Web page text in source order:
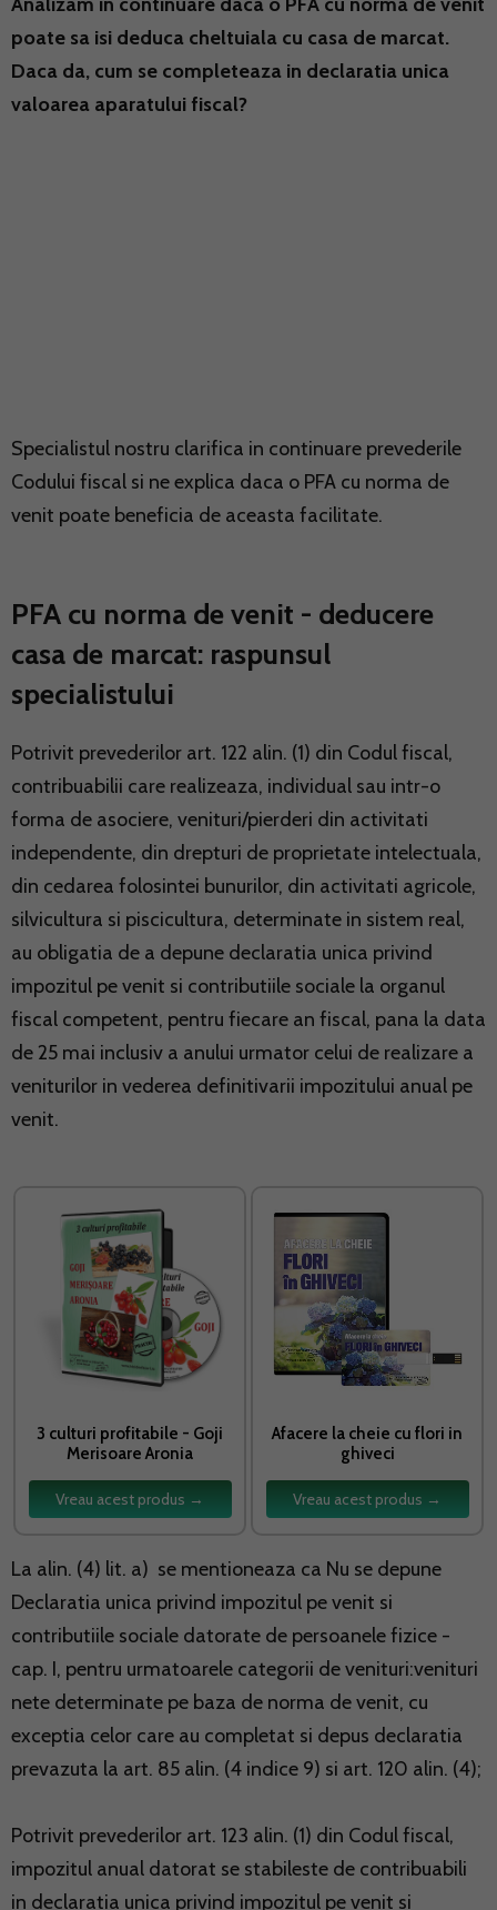
poate sa isi deduca cheltuiala cu casa de marcat.
Daca da, cum se completeaza in declaratia unica
valoarea aparatului fiscal?
Specialistul nostru clarifica in continuare prevederile
Codului fiscal si ne explica daca o PFA cu norma de
venit poate beneficia de aceasta facilitate.
PFA cu norma de venit - deducere
casa de marcat: raspunsul
specialistului
Potrivit prevederilor art. 122 alin. (1) din Codul fiscal,
contribuabilii care realizeaza, individual sau intr-o
forma de asociere, venituri/pierderi din activitati
independente, din drepturi de proprietate intelectuala,
din cedarea folosintei bunurilor, din activitati agricole,
silvicultura si piscicultura, determinate in sistem real,
au obligatia de a depune declaratia unica privind
impozitul pe venit si contributiile sociale la organul
fiscal competent, pentru fiecare an fiscal, pana la data
de 25 mai inclusiv a anului urmator celui de realizare a
veniturilor in vederea definitivarii impozitului anual pe
venit.
3 culturi profitabile - Goji
Merisoare Aronia
Vreau acest produs →
Afacere la cheie cu flori in
ghiveci
Vreau acest produs →
La alin. (4) lit. a) se mentioneaza ca Nu se depune
Declaratia unica privind impozitul pe venit si
contributiile sociale datorate de persoanele fizice -
cap. I, pentru urmatoarele categorii de venituri:venituri
nete determinate pe baza de norma de venit, cu
exceptia celor care au completat si depus declaratia
prevazuta la art. 85 alin. (4 indice 9) si art. 120 alin. (4);
Potrivit prevederilor art. 123 alin. (1) din Codul fiscal,
impozitul anual datorat se stabileste de contribuabili
in declaratia unica privind impozitul pe venit si